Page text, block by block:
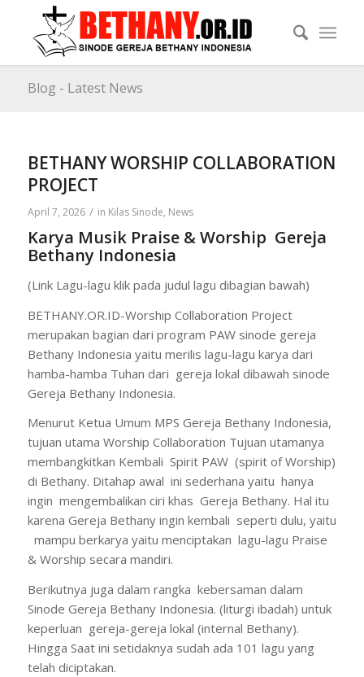
Blog - Latest News
BETHANY WORSHIP COLLABORATION
PROJECT
April 7, 2026 / in Kilas Sinode, News
Karya Musik Praise & Worship Gereja
Bethany Indonesia
(Link Lagu-lagu klik pada judul lagu dibagian bawah)
BETHANY.OR.ID-Worship Collaboration Project
merupakan bagian dari program PAW sinode gereja
Bethany Indonesia yaitu merilis lagu-lagu karya dari
hamba-hamba Tuhan dari gereja lokal dibawah sinode
Gereja Bethany Indonesia.
Menurut Ketua Umum MPS Gereja Bethany Indonesia,
tujuan utama Worship Collaboration Tujuan utamanya
membangkitkan Kembali Spirit PAW (spirit of Worship)
di Bethany. Ditahap awal ini sederhana yaitu hanya
ingin mengembalikan ciri khas Gereja Bethany. Hal itu
karena Gereja Bethany ingin kembali seperti dulu, yaitu
mampu berkarya yaitu menciptakan lagu-lagu Praise
& Worship secara mandiri.
Berikutnya juga dalam rangka kebersaman dalam
Sinode Gereja Bethany Indonesia. (liturgi ibadah) untuk
keperluan gereja-gereja lokal (internal Bethany).
Hingga Saat ini setidaknya sudah ada 101 lagu yang
telah diciptakan.